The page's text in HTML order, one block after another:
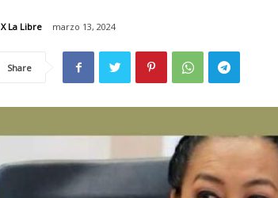
X La Libre marzo 13, 2024
Share